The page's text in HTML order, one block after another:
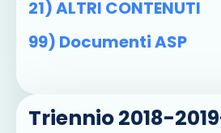
21) ALTRI CONTENUTI
99) Documenti ASP
Triennio 2018-